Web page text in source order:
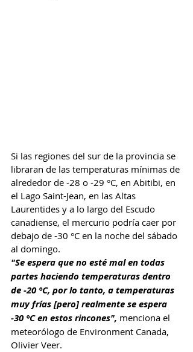
Si las regiones del sur de la provincia se
libraran de las temperaturas mínimas de
alrededor de -28 o -29 °C, en Abitibi, en
el Lago Saint-Jean, en las Altas
Laurentides y a lo largo del Escudo
canadiense, el mercurio podría caer por
debajo de -30 °C en la noche del sábado
al domingo.
"Se espera que no esté mal en todas
partes haciendo temperaturas dentro
de -20 °C, por lo tanto, a temperaturas
muy frías [pero] realmente se espera
-30 °C en estos rincones", menciona el
meteorólogo de Environment Canada,
Olivier Veer.